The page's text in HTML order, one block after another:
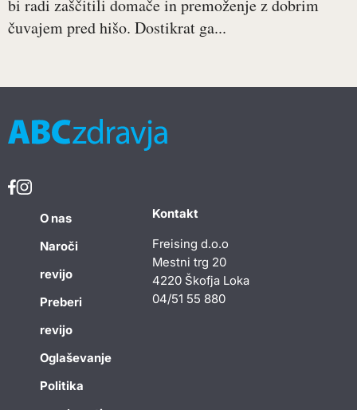
bi radi zaščitili domače in premoženje z dobrim
čuvajem pred hišo. Dostikrat ga...
O nas
Naroči
revijo
Preberi
revijo
Oglaševanje
Politika
Kontakt
Freising d.o.o
Mestni trg 20
4220 Škofja Loka
04/51 55 880